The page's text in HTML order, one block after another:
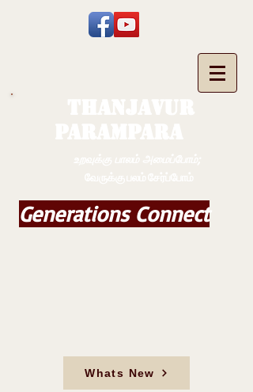
Generations Connect
Whats New